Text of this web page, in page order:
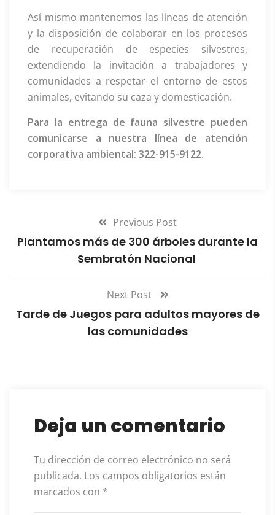
Así mismo mantenemos las líneas de atención
y la disposición de colaborar en los procesos
de recuperación de especies silvestres,
extendiendo la invitación a trabajadores y
comunidades a respetar el entorno de estos
animales, evitando su caza y domesticación.
Para la entrega de fauna silvestre pueden
comunicarse a nuestra línea de atención
corporativa ambiental: 322-915-9122.
Previous Post
Plantamos más de 300 árboles durante la
Sembratón Nacional
Next Post
Tarde de Juegos para adultos mayores de
las comunidades
Deja un comentario
Tu dirección de correo electrónico no será
publicada. Los campos obligatorios están
marcados con *